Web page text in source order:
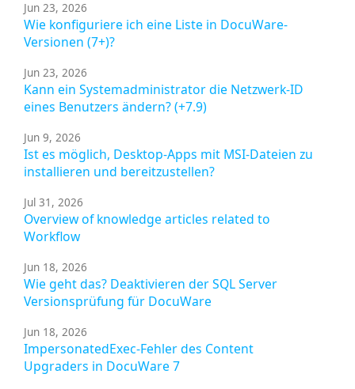
Jun 23, 2026
Wie konfiguriere ich eine Liste in DocuWare-
Versionen (7+)?
Jun 23, 2026
Kann ein Systemadministrator die Netzwerk-ID
eines Benutzers ändern? (+7.9)
Jun 9, 2026
Ist es möglich, Desktop-Apps mit MSI-Dateien zu
installieren und bereitzustellen?
Jul 31, 2026
Overview of knowledge articles related to
Workflow
Jun 18, 2026
Wie geht das? Deaktivieren der SQL Server
Versionsprüfung für DocuWare
Jun 18, 2026
ImpersonatedExec-Fehler des Content
Upgraders in DocuWare 7